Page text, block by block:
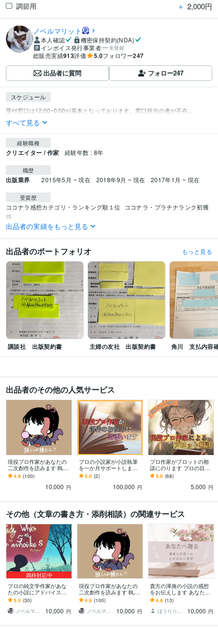
調節用 ＋ 2,000円
ノベルマリット
本人確認
機密保持契約(NDA)
インボイス発行事業者
未登録
総販売実績913評価 5.0フォロワー247
出品者に質問 フォロー247
スケジュール
受付窓口は12:00~0:00が基本となっております。窓口担当の者が不在...
すべて見る
経験職種
クリエイター / 作家 経験年数 : 8年
職歴
出版業界 2015年5月 ~ 現在 2018年9月 ~ 現在 2017年1月 ~ 現在
受賞歴
ココナラ感想カテゴリ・ランキング順１位
ココナラ・プラチナランク初獲
得
出品者の実績をもっと見る
出品者のポートフォリオ もっと見る
講談社 出版契約書 主婦の友社 出版契約書 角川 支払内容
出品者のその他の人気サービス
現役プロ作家があなたの
二次創作を読みます BL、
GL、夢小説、何でもOK！
アドバイスをお届けし
4.9 (100)
10,000 円
プロの小説家が小説執筆
を一か月サポートします
プロ小説家があなたのメ
ンターとなり、より深く
アドバイスします
5.0 (2)
100,000 円
プロ作家がプロットの相
談にのります プロの目線
で見るプロットアドバイ
ス！
5.0 (68)
5,000 円
その他（文章の書き方・添削相談）の関連サービス
満枠対応中
プロの純文学作家があな
たの小説にアドバイスし
ます 五大文芸誌系の新人
賞受賞作家が講評をしま
す
5.0 (30)
ノベルマリット
10,000 円
現役プロ作家があなたの
二次創作を読みます BL、
GL、夢小説、何でもOK！
アドバイスをお届けし
ます！
4.9 (100)
ノベルマリット
10,000 円
貴方の渾身の小説の感想
をお伝えします あなたの
作品一言一句に、私の全
身全霊の想いをぶつけま
す！
4.8 (13)
ほうり☆創作者のための心身最適化コーチ
10,000 円